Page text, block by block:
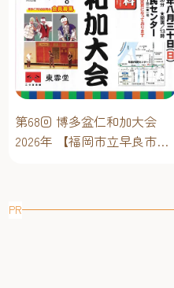
第68回 博多盆仁和加大会
2026年 【福岡市立早良市民
PR